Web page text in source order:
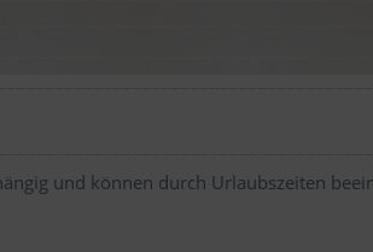
und können durch Urlaubszeiten